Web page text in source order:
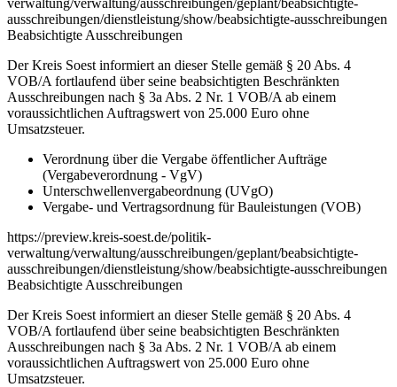
verwaltung/verwaltung/ausschreibungen/geplant/beabsichtigte-
ausschreibungen/dienstleistung/show/beabsichtigte-ausschreibungen
Beabsichtigte Ausschreibungen
Der Kreis Soest informiert an dieser Stelle gemäß § 20 Abs. 4
VOB/A fortlaufend über seine beabsichtigten Beschränkten
Ausschreibungen nach § 3a Abs. 2 Nr. 1 VOB/A ab einem
voraussichtlichen Auftragswert von 25.000 Euro ohne
Umsatzsteuer.
Verordnung über die Vergabe öffentlicher Aufträge
(Vergabeverordnung - VgV)
Unterschwellenvergabeordnung (UVgO)
Vergabe- und Vertragsordnung für Bauleistungen (VOB)
https://preview.kreis-soest.de/politik-
verwaltung/verwaltung/ausschreibungen/geplant/beabsichtigte-
ausschreibungen/dienstleistung/show/beabsichtigte-ausschreibungen
Beabsichtigte Ausschreibungen
Der Kreis Soest informiert an dieser Stelle gemäß § 20 Abs. 4
VOB/A fortlaufend über seine beabsichtigten Beschränkten
Ausschreibungen nach § 3a Abs. 2 Nr. 1 VOB/A ab einem
voraussichtlichen Auftragswert von 25.000 Euro ohne
Umsatzsteuer.